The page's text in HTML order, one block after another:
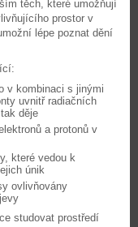
těch, které umožňují
prostor v
lépe poznat dění
v kombinaci s jinými
uvnitř radiačních
děje
a protonů v
které vedou k
únik
ovlivňovány
studovat prostředí